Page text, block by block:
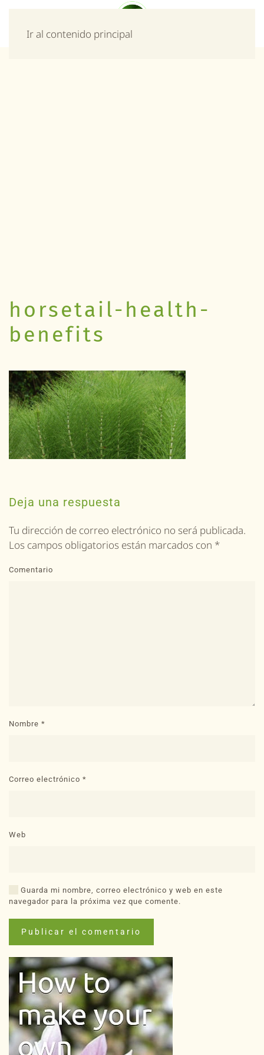
Ir al contenido principal
horsetail-health-
benefits
Deja una respuesta
Tu dirección de correo electrónico no será publicada.
Los campos obligatorios están marcados con *
Comentario
Nombre *
Correo electrónico *
Web
Guarda mi nombre, correo electrónico y web en este
navegador para la próxima vez que comente.
Publicar el comentario